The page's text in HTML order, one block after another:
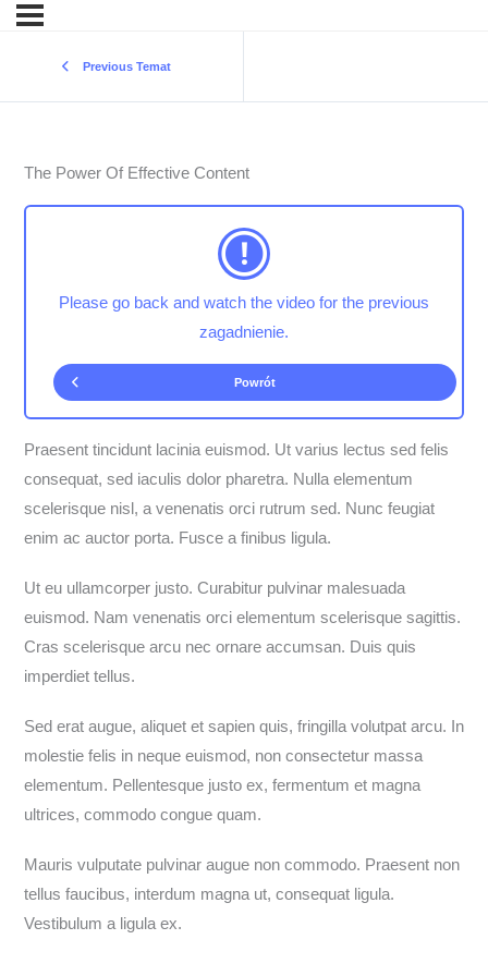
Previous Temat
The Power Of Effective Content
Please go back and watch the video for the previous
zagadnienie.
Powrót
Praesent tincidunt lacinia euismod. Ut varius lectus sed felis
consequat, sed iaculis dolor pharetra. Nulla elementum
scelerisque nisl, a venenatis orci rutrum sed. Nunc feugiat
enim ac auctor porta. Fusce a finibus ligula.
Ut eu ullamcorper justo. Curabitur pulvinar malesuada
euismod. Nam venenatis orci elementum scelerisque sagittis.
Cras scelerisque arcu nec ornare accumsan. Duis quis
imperdiet tellus.
Sed erat augue, aliquet et sapien quis, fringilla volutpat arcu. In
molestie felis in neque euismod, non consectetur massa
elementum. Pellentesque justo ex, fermentum et magna
ultrices, commodo congue quam.
Mauris vulputate pulvinar augue non commodo. Praesent non
tellus faucibus, interdum magna ut, consequat ligula.
Vestibulum a ligula ex.